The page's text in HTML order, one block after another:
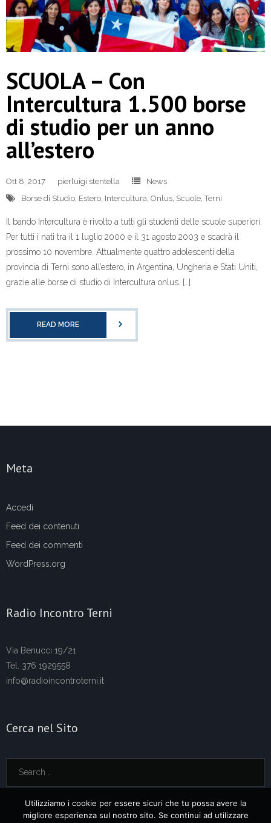
SCUOLA – Con
Intercultura 1.500 borse
di studio per un anno
all’estero
Ott 8, 2017 pierluigi stentella
News
Borse di Studio Estero Intercultura Onlus Scuole ,Terni
Il bando Intercultura è rivolto a tutti gli studenti delle scuole superiori.
Per tutti i nati tra il 1 luglio 2000 e il 31 agosto 2003 e scadrà il
prossimo 10 novembre. Attualmente quattro adolescenti della
provincia di Terni sono all’estero, in Argentina, Ungheria e Stati Uniti,
grazie alle borse di studio di Intercultura onlus. […]
READ MORE
Meta
Accedi
Feed dei contenuti
Feed dei commenti
WordPress.org
Radio Incontro Terni
Via Benucci 19/21
Tel. 376 1929558
info@radioincontroterni.it
Cerca nel Sito
Utilizziamo i cookie per essere sicuri che tu possa avere la
migliore esperienza sul nostro sito. Se continui ad utilizzare